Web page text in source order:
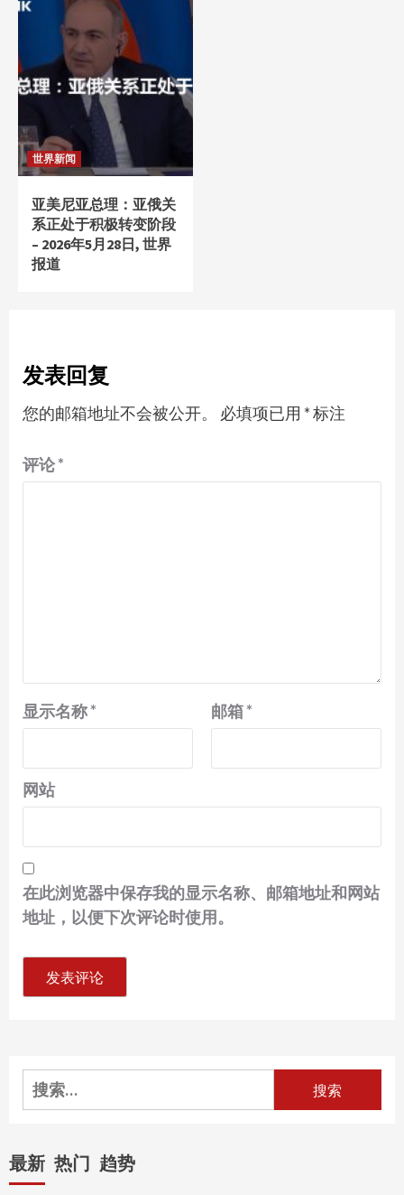
世界新闻
亚美尼亚总理：亚俄关
系正处于积极转变阶段
– 2026年5月28日, 世界
报道
发表回复
您的邮箱地址不会被公开。 必填项已用 *标注
评论*
显示名称* 邮箱*
网站
在此浏览器中保存我的显示名称、邮箱地址和网站
地址，以便下次评论时使用。
搜
索：
最新 热门 趋势